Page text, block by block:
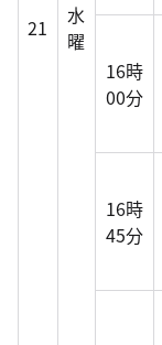
21
水
曜
16時
00分
16時
45分